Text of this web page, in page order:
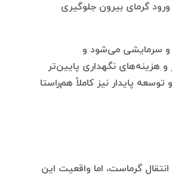
گرمای بیرون جلوگیری
و سرمایشی می‌شود و
و هزینه‌های نگهداری پایین‌تر
پایدار نیز کاملاً هم‌راستا
گرماست، اما واقعیت این